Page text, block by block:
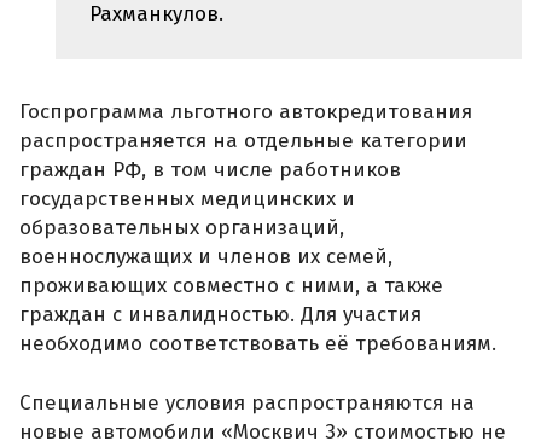
Рахманкулов.
Госпрограмма льготного автокредитования
распространяется на отдельные категории
граждан РФ, в том числе работников
государственных медицинских и
образовательных организаций,
военнослужащих и членов их семей,
проживающих совместно с ними, а также
граждан с инвалидностью. Для участия
необходимо соответствовать её требованиям.
Специальные условия распространяются на
новые автомобили «Москвич 3» стоимостью не